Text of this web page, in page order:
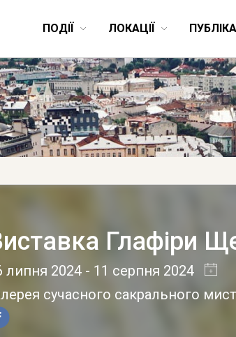
ПОДІЇ ЛОКАЦІЇ
Глафіри
липня 2024 - 11 серпня 2024
сучасного сакрального